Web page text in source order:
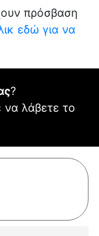
πρόσβαση
εδώ για να
?
να λάβετε το